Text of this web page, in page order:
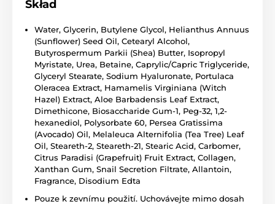
Skład
Water, Glycerin, Butylene Glycol, Helianthus Annuus
(Sunflower) Seed Oil, Cetearyl Alcohol,
Butyrospermum Parkii (Shea) Butter, Isopropyl
Myristate, Urea, Betaine, Caprylic/Capric Triglyceride,
Glyceryl Stearate, Sodium Hyaluronate, Portulaca
Oleracea Extract, Hamamelis Virginiana (Witch
Hazel) Extract, Aloe Barbadensis Leaf Extract,
Dimethicone, Biosaccharide Gum-1, Peg-32, 1,2-
hexanediol, Polysorbate 60, Persea Gratissima
(Avocado) Oil, Melaleuca Alternifolia (Tea Tree) Leaf
Oil, Steareth-2, Steareth-21, Stearic Acid, Carbomer,
Citrus Paradisi (Grapefruit) Fruit Extract, Collagen,
Xanthan Gum, Snail Secretion Filtrate, Allantoin,
Fragrance, Disodium Edta
Pouze k zevnímu použití. Uchovávejte mimo dosah